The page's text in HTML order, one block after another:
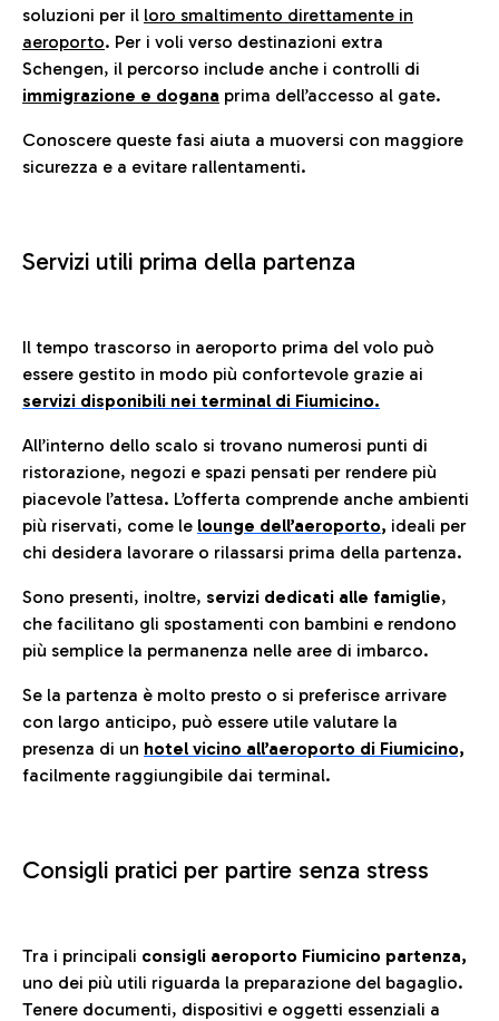
soluzioni per il loro smaltimento direttamente in
aeroporto. Per i voli verso destinazioni extra
Schengen, il percorso include anche i controlli di
immigrazione e dogana prima dell’accesso al gate.
Conoscere queste fasi aiuta a muoversi con maggiore
sicurezza e a evitare rallentamenti.
Servizi utili prima della partenza
Il tempo trascorso in aeroporto prima del volo può
essere gestito in modo più confortevole grazie ai
servizi disponibili nei terminal di Fiumicino.
All’interno dello scalo si trovano numerosi punti di
ristorazione, negozi e spazi pensati per rendere più
piacevole l’attesa. L’offerta comprende anche ambienti
più riservati, come le lounge dell’aeroporto, ideali per
chi desidera lavorare o rilassarsi prima della partenza.
Sono presenti, inoltre, servizi dedicati alle famiglie,
che facilitano gli spostamenti con bambini e rendono
più semplice la permanenza nelle aree di imbarco.
Se la partenza è molto presto o si preferisce arrivare
con largo anticipo, può essere utile valutare la
presenza di un hotel vicino all’aeroporto di Fiumicino,
facilmente raggiungibile dai terminal.
Consigli pratici per partire senza stress
Tra i principali consigli aeroporto Fiumicino partenza,
uno dei più utili riguarda la preparazione del bagaglio.
Tenere documenti, dispositivi e oggetti essenziali a